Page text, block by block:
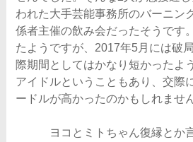
われた大手芸能事務所のバーニン
係者主催の飲み会だったそうです
たようですが、2017年5月には破
際期間としてはかなり短かったよ
アイドルということもあり、交際
ードルが高かったのかもしれませ
ヨコとミトちゃん復縁とか